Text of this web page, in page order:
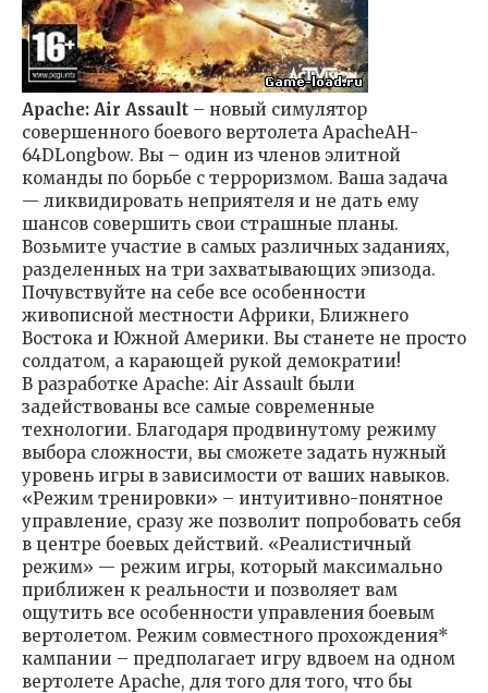
Apache: Air Assault – новый симулятор
совершенного боевого вертолета ApacheAH-
64DLongbow. Вы – один из членов элитной
команды по борьбе с терроризмом. Ваша задача
— ликвидировать неприятеля и не дать ему
шансов совершить свои страшные планы.
Возьмите участие в самых различных заданиях,
разделенных на три захватывающих эпизода.
Почувствуйте на себе все особенности
живописной местности Африки, Ближнего
Востока и Южной Америки. Вы станете не просто
солдатом, а карающей рукой демократии!
В разработке Apache: Air Assault были
задействованы все самые современные
технологии. Благодаря продвинутому режиму
выбора сложности, вы сможете задать нужный
уровень игры в зависимости от ваших навыков.
«Режим тренировки» – интуитивно-понятное
управление, сразу же позволит попробовать себя
в центре боевых действий. «Реалистичный
режим» — режим игры, который максимально
приближен к реальности и позволяет вам
ощутить все особенности управления боевым
вертолетом. Режим совместного прохождения*
кампании – предполагает игру вдвоем на одном
вертолете Apache, для того для того, что бы